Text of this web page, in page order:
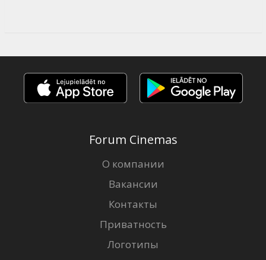
Forum Cinemas
О компании
Вакансии
Контакты
Приватность
Логотипы